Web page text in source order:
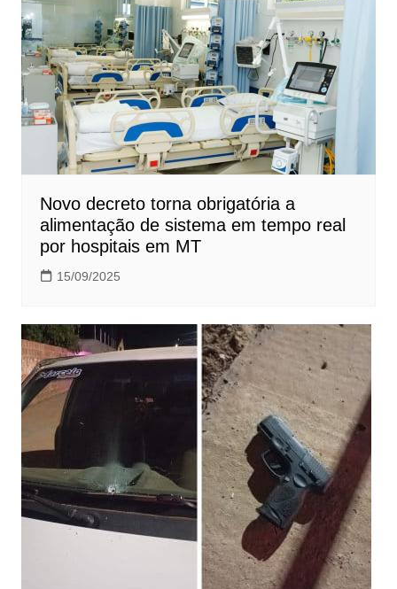
Novo decreto torna obrigatória a
alimentação de sistema em tempo real
por hospitais em MT
15/09/2025